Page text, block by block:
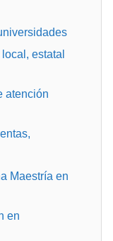
estatal
atención
Maestría en
en